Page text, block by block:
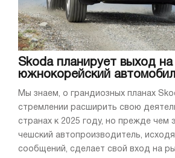
Skoda планирует выход на
южнокорейский
Мы знаем, о грандиозных планах
стремлении расширить свою
странах к 2025 году, но прежде чем
чешский автопроизводитель,
сообщений, сделает свой вход на